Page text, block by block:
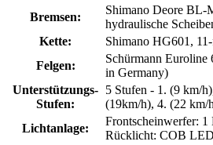
Bremsen:
Shimano Deore
hydraulische
Kette:
Shimano HG601,
Felgen:
Schürmann
in Germany)
Unterstützungs-
Stufen:
5 Stufen - 1. (9 km/
(19km/h), 4. (22 km/
Lichtanlage:
Frontscheinwerfer:
Rücklicht: COB